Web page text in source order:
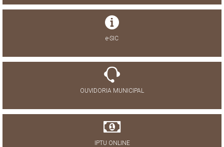
e-SIC
OUVIDORIA MUNICIPAL
IPTU ONLINE